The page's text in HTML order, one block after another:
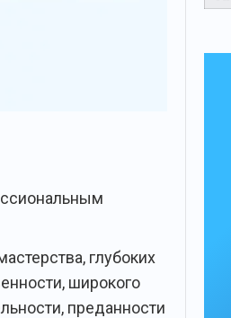
глубоких
широкого
преданности